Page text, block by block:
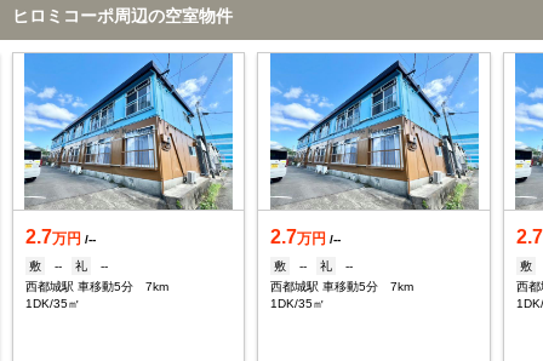
ヒロミコーポ周辺の空室物件
2.7万円 /--
敷
-- 礼
--
西都城駅 車移動5分 7km
1DK/35㎡
2.7万円 /--
敷
-- 礼
--
西都城駅 車移動5分 7km
1DK/35㎡
2.7
敷
西